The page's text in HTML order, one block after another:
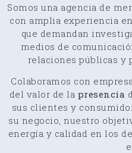
Somos una agencia de
con amplia experiencia
que demandan
medios de
relaciones públicas y
Colaboramos con
del valor de la presencia
sus clientes y
su negocio, nuestro
energía y calidad en los